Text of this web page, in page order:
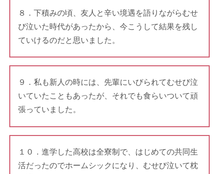
８．下積みの頃、友人と辛い境遇を語りながらむせ
び泣いた時代があったから、今こうして結果を残し
ていけるのだと思いました。
９．私も新人の時には、先輩にいびられてむせび泣
いていたこともあったが、それでも食らいついて頑
張っていました。
１０．進学した高校は全寮制で、はじめての共同生
活だったのでホームシックになり、むせび泣いて枕